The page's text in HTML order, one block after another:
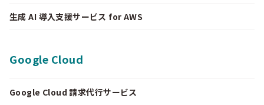
生成 AI 導入支援サービス for AWS
Google Cloud
Google Cloud 請求代行サービス